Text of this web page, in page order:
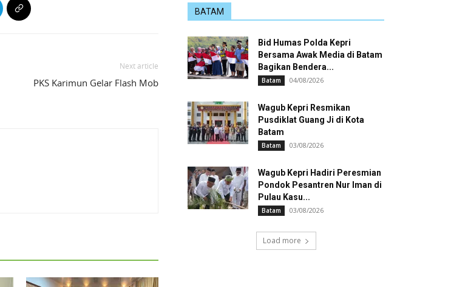
Next article
PKS Karimun Gelar Flash Mob
BATAM
Bid Humas Polda Kepri
Bersama Awak Media di Batam
Bagikan Bendera...
Batam 04/08/2026
Wagub Kepri Resmikan
Pusdiklat Guang Ji di Kota
Batam
Batam 03/08/2026
Wagub Kepri Hadiri Peresmian
Pondok Pesantren Nur Iman di
Pulau Kasu...
Batam 03/08/2026
Load more